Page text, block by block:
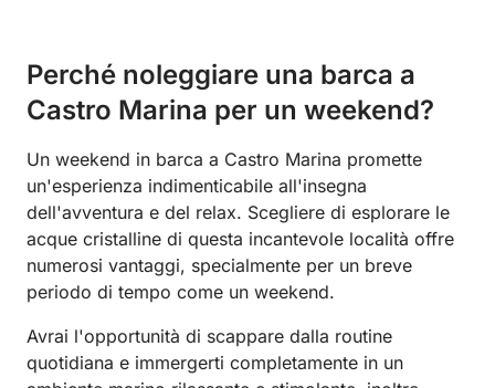
Perché noleggiare una barca a
Castro Marina per un weekend?
Un weekend in barca a Castro Marina promette
un'esperienza indimenticabile all'insegna
dell'avventura e del relax. Scegliere di esplorare le
acque cristalline di questa incantevole località offre
numerosi vantaggi, specialmente per un breve
periodo di tempo come un weekend.
Avrai l'opportunità di scappare dalla routine
quotidiana e immergerti completamente in un